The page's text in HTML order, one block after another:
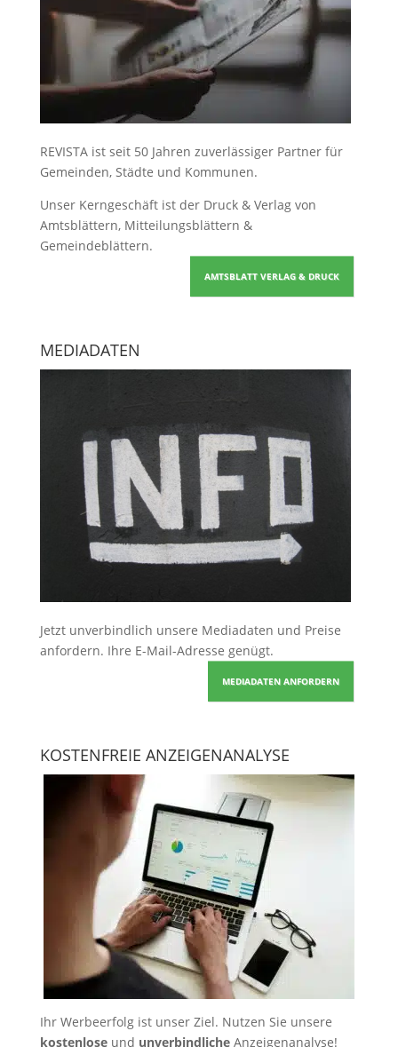
REVISTA ist seit 50 Jahren zuverlässiger Partner für
Gemeinden, Städte und Kommunen.
Unser Kerngeschäft ist der Druck & Verlag von
Amtsblättern, Mitteilungsblättern &
Gemeindeblättern.
AMTSBLATT VERLAG & DRUCK
MEDIADATEN
Jetzt unverbindlich unsere Mediadaten und Preise
anfordern. Ihre E-Mail-Adresse genügt.
MEDIADATEN ANFORDERN
KOSTENFREIE ANZEIGENANALYSE
Ihr Werbeerfolg ist unser Ziel. Nutzen Sie unsere
kostenloseund unverbindlicheAnzeigenanalyse!